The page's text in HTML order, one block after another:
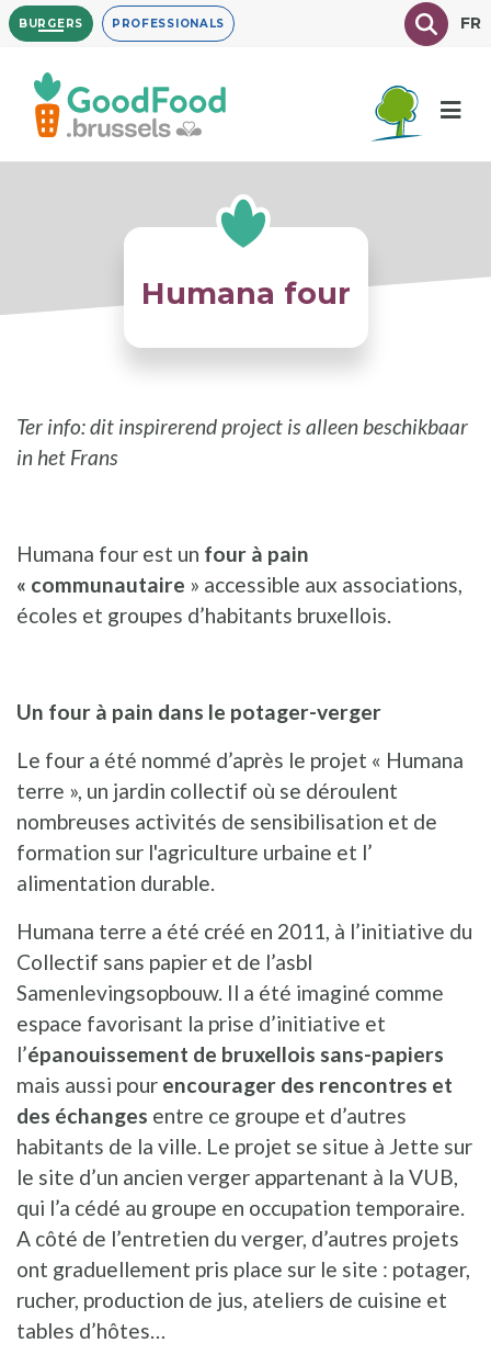
Overslaan
en
inhoud
gaan
BURGERS PROFESSIONALS TexteFR
Humana four
Ter info: dit inspirerend project is alleen beschikbaar
in het Frans
Humana four est un four à pain
« communautaire » accessible aux associations,
écoles et groupes d’habitants bruxellois.
Un four à pain dans le potager-verger
Le four a été nommé d’après le projet « Humana
terre », un jardin collectif où se déroulent
nombreuses activités de sensibilisation et de
formation sur l'agriculture urbaine et l’
alimentation durable.
Humana terre a été créé en 2011, à l’initiative du
Collectif sans papier et de l’asbl
Samenlevingsopbouw. Il a été imaginé comme
espace favorisant la prise d’initiative et
l’épanouissement de bruxellois sans-papiers
mais aussi pour encourager des rencontres et
des échanges entre ce groupe et d’autres
habitants de la ville. Le projet se situe à Jette sur
le site d’un ancien verger appartenant à la VUB,
qui l’a cédé au groupe en occupation temporaire.
A côté de l’entretien du verger, d’autres projets
ont graduellement pris place sur le site : potager,
rucher, production de jus, ateliers de cuisine et
tables d’hôtes…